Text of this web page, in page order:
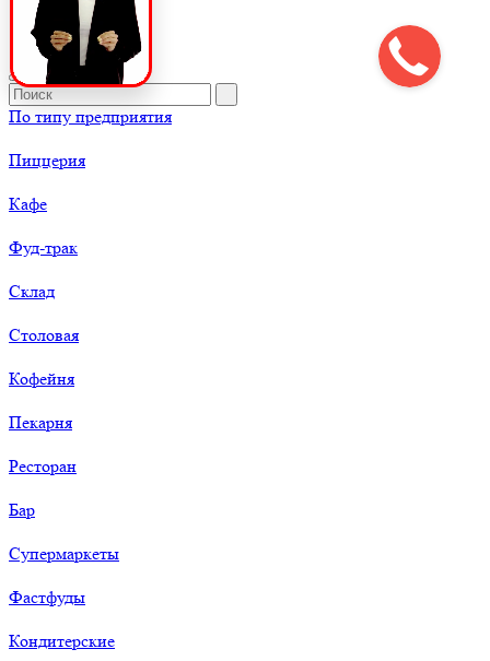
По типу предприятия
Пиццерия
Кафе
Фуд-трак
Склад
Столовая
Кофейня
Пекарня
Ресторан
Бар
Супермаркеты
Фастфуды
Кондитерские